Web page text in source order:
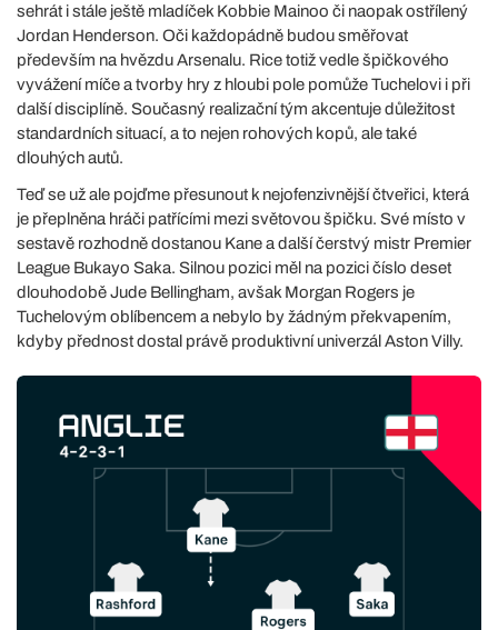
sehrát i stále ještě mladíček Kobbie Mainoo či naopak ostřílený
Jordan Henderson. Oči každopádně budou směřovat
především na hvězdu Arsenalu. Rice totiž vedle špičkového
vyvážení míče a tvorby hry z hloubi pole pomůže Tuchelovi i při
další disciplíně. Současný realizační tým akcentuje důležitost
standardních situací, a to nejen rohových kopů, ale také
dlouhých autů.
Teď se už ale pojďme přesunout k nejofenzivnější čtveřici, která
je přeplněna hráči patřícími mezi světovou špičku. Své místo v
sestavě rozhodně dostanou Kane a další čerstvý mistr Premier
League Bukayo Saka. Silnou pozici měl na pozici číslo deset
dlouhodobě Jude Bellingham, avšak Morgan Rogers je
Tuchelovým oblíbencem a nebylo by žádným překvapením,
kdyby přednost dostal právě produktivní univerzál Aston Villy.